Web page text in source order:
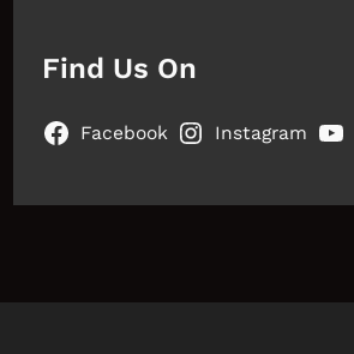
Find Us On
Facebook Instagram